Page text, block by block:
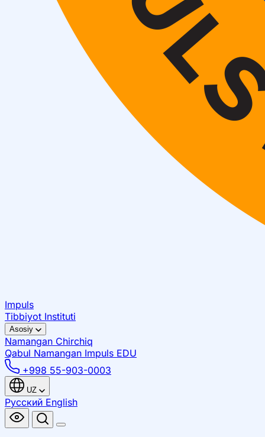
Impuls
Tibbiyot Instituti
Asosiy
Namangan Chirchiq
Qabul Namangan Impuls EDU
+998 55-903-0003
UZ
Русский English